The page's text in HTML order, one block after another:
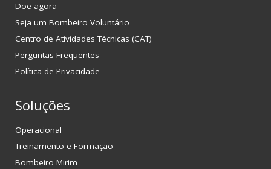
Doe agora
Seja um Bombeiro Voluntário
Centro de Atividades Técnicas (CAT)
Perguntas Frequentes
Política de Privacidade
Soluções
Operacional
Treinamento e Formação
Bombeiro Mirim